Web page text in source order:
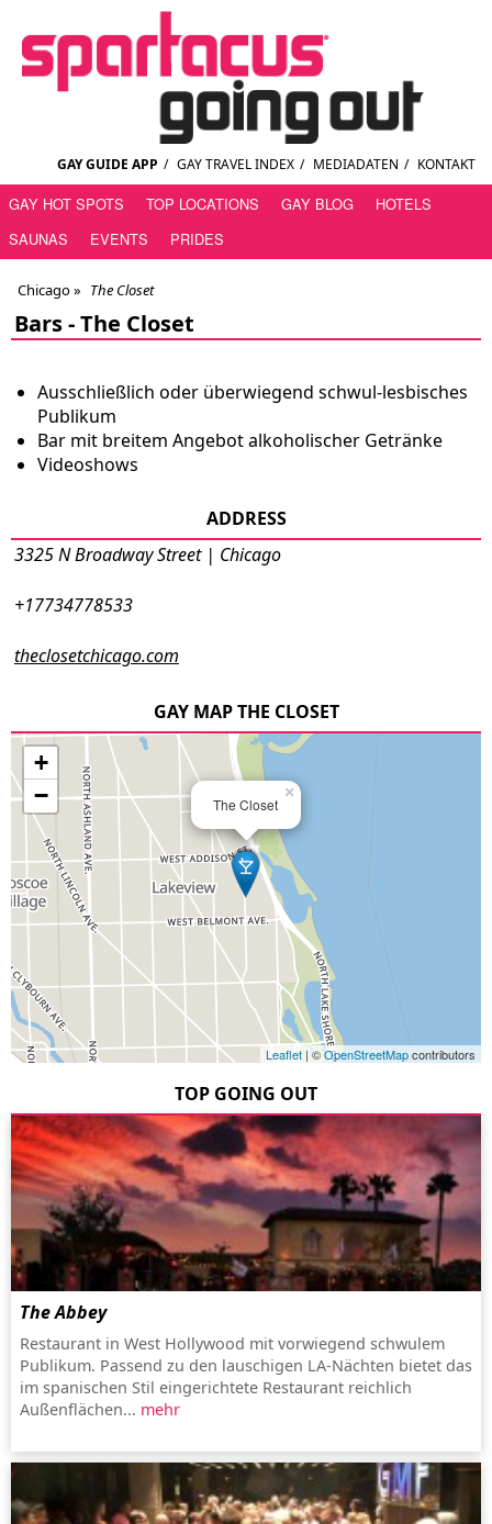
GAY GUIDE APP / GAY TRAVEL INDEX / MEDIADATEN / KONTAKT
GAY HOT SPOTS TOP LOCATIONS GAY BLOG
HOTELS
SAUNAS
EVENTS PRIDES
Chicago» The Closet
Bars -The Closet
Ausschließlich oder überwiegend schwul-lesbisches
Publikum
Bar mit breitem Angebot alkoholischer Getränke
Videoshows
ADDRESS
3325 N Broadway Street | Chicago
+17734778533
theclosetchicago.com
GAY MAP THE CLOSET
The Closet
×
+
−
Leaflet | ©OpenStreetMapcontributors
TOP GOING OUT
The Abbey
Restaurant in West Hollywood mit vorwiegend schwulem
Publikum. Passend zu den lauschigen LA-Nächten bietet das
im spanischen Stil eingerichtete Restaurant reichlich
Außenflächen... mehr